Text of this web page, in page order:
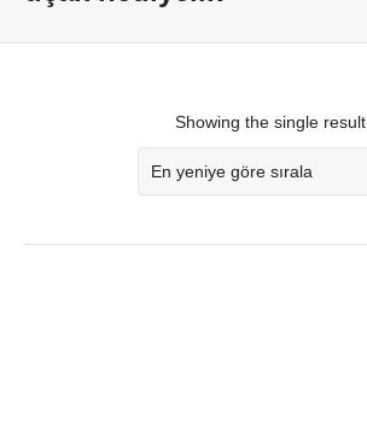
Showing the single result